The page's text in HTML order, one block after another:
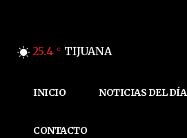
25.4 C TIJUANA
INICIO NOTICIAS DEL DÍA
CONTACTO